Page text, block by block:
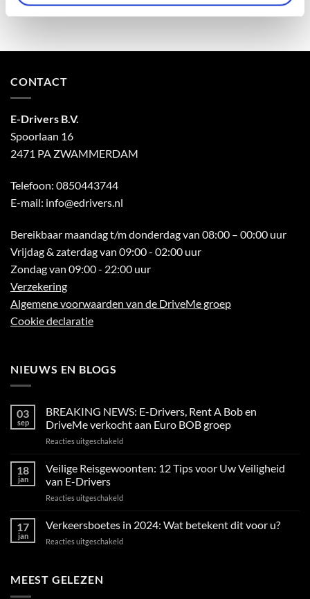
CONTACT
E-Drivers B.V.
Spoorlaan 16
2471 PA ZWAMMERDAM
Telefoon: 0850443744
E-mail: info@edrivers.nl
Bereikbaar maandag t/m donderdag van 08:00 – 00:00 uur
Vrijdag & zaterdag van 09:00 - 02:00 uur
Zondag van 09:00 - 22:00 uur
Verzekering
Algemene voorwaarden van de DriveMe groep
Cookie declaratie
NIEUWS EN BLOGS
03
sep
BREAKING NEWS: E-Drivers, Rent A Bob en
DriveMe verkocht aan Euro BOB groep
Reacties uitgeschakeldvoor
NEWS:
Rent
Bob
DriveMe
18
jan
Veilige Reisgewoonten: 12 Tips voor Uw Veiligheid
van E-Drivers
Reacties uitgeschakeldvoor
Reisgewoonten:
Tips
17
jan
Verkeersboetes in 2024: Wat betekent dit voor u?
Reacties uitgeschakeldvoor
MEEST GELEZEN